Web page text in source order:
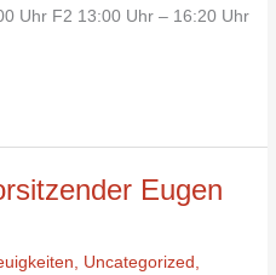
Uhr F2 13:00 Uhr – 16:20 Uhr
Eugen
, Uncategorized ,